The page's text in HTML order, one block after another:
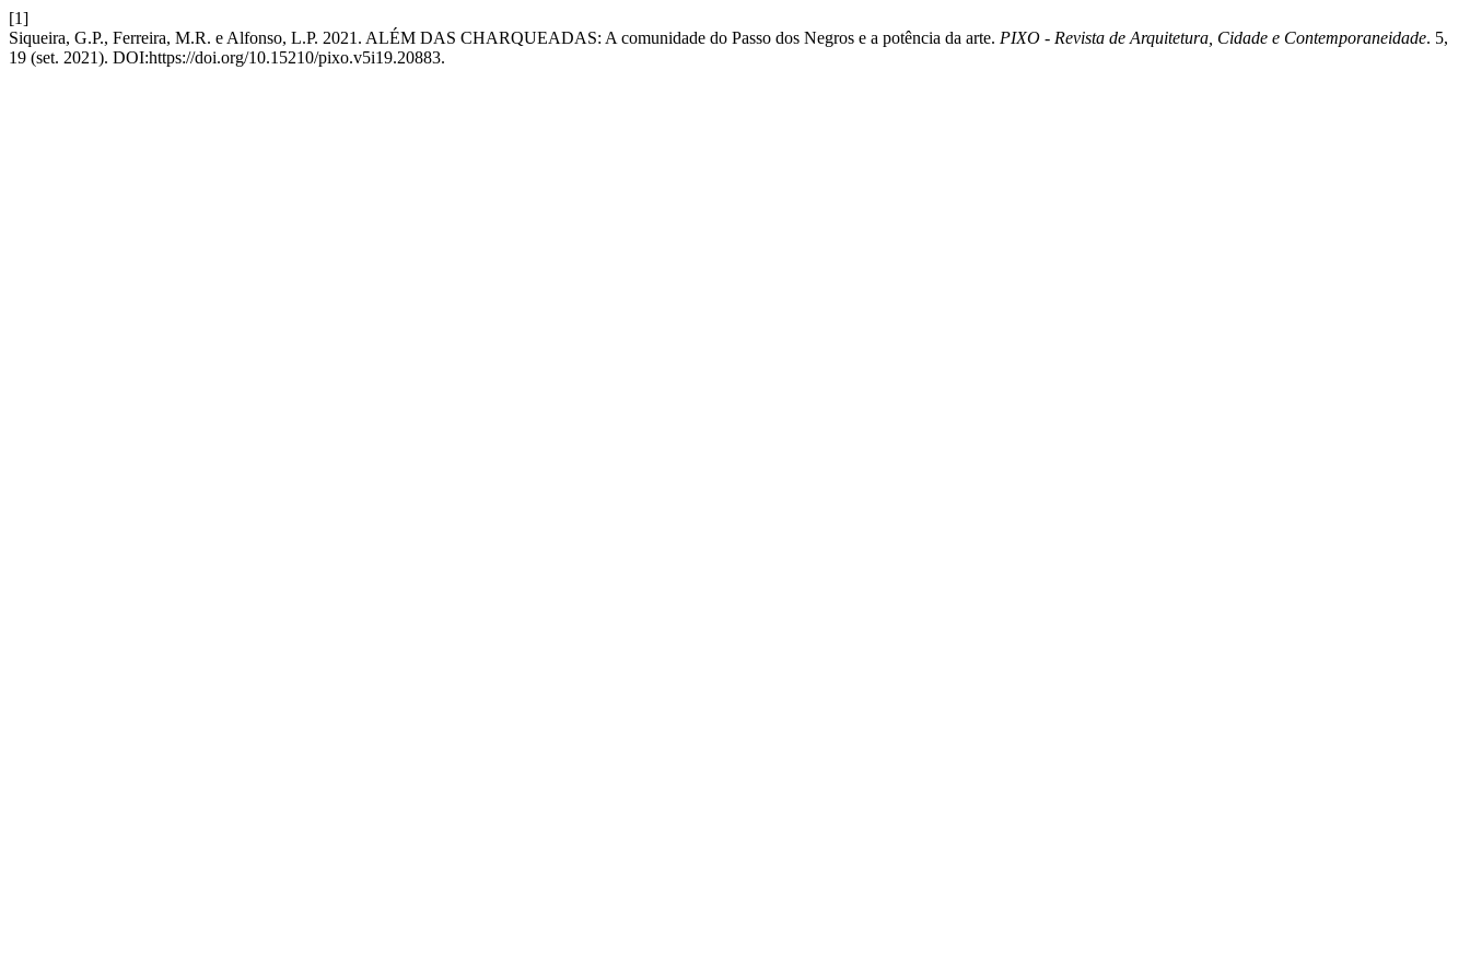
[1]
Siqueira, G.P., Ferreira, M.R. e Alfonso, L.P. 2021. ALÉM DAS CHARQUEADAS: A comunidade do Passo dos Negros e a potência da arte. PIXO - Revista de Arquitetura, Cidade e Contemporaneidade. 5,
19 (set. 2021). DOI:https://doi.org/10.15210/pixo.v5i19.20883.